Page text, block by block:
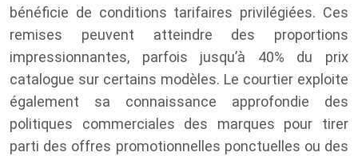
bénéficie de conditions tarifaires privilégiées. Ces
remises peuvent atteindre des proportions
impressionnantes, parfois jusqu’à 40% du prix
catalogue sur certains modèles. Le courtier exploite
également sa connaissance approfondie des
politiques commerciales des marques pour tirer
parti des offres promotionnelles ponctuelles ou des